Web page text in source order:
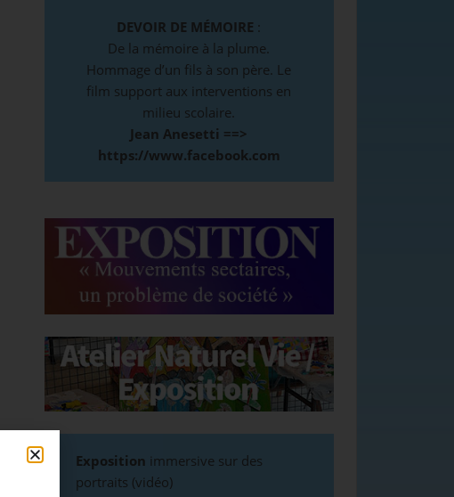
DEVOIR DE MÉMOIRE :
De la mémoire à la plume.
Hommage d’un fils à son père. Le
film support aux interventions en
milieu scolaire.
Jean Anesetti ==>
https://www.facebook.com
Exposition immersive sur des
portraits (vidéo)